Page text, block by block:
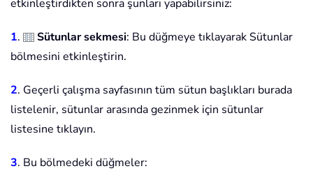
etkinleştirdikten sonra şunları yapabilirsiniz:
1. Sütunlar sekmesi: Bu düğmeye tıklayarak Sütunlar
bölmesini etkinleştirin.
2. Geçerli çalışma sayfasının tüm sütun başlıkları burada
listelenir, sütunlar arasında gezinmek için sütunlar
listesine tıklayın.
3. Bu bölmedeki düğmeler: